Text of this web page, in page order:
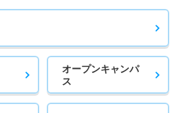
オープンキャンパ
ス